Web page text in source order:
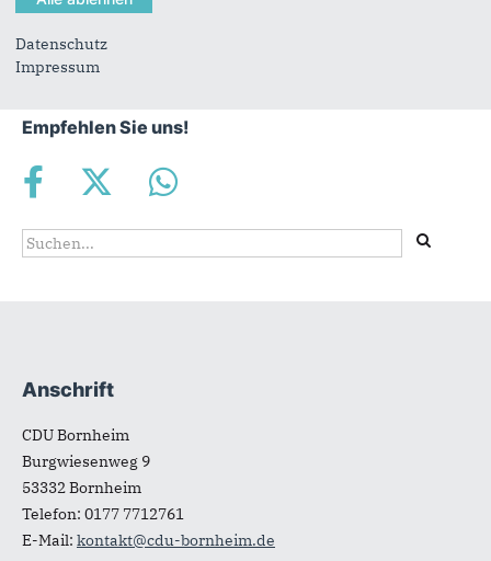
Blickpunkt Ostern 2025
Empfehlen Sie uns!
Suchformular
Suche
Fußbereich
Anschrift
CDU Bornheim
Burgwiesenweg 9
53332Bornheim
Telefon: 0177 7712761
E-Mail: kontakt@cdu-bornheim.de
Datenschutz
Impressum